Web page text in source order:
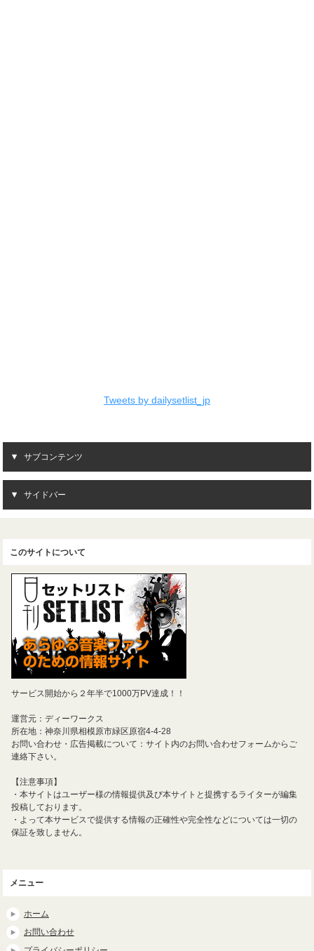
Tweets by dailysetlist_jp
サブコンテンツ
サイドバー
このサイトについて
サービス開始から２年半で1000万PV達成！！
運営元：ディーワークス
所在地：神奈川県相模原市緑区原宿4-4-28
お問い合わせ・広告掲載について：サイト内のお問い合わせフォームからご
連絡下さい。
【注意事項】
・本サイトはユーザー様の情報提供及び本サイトと提携するライターが編集
投稿しております。
・よって本サービスで提供する情報の正確性や完全性などについては一切の
保証を致しません。
メニュー
ホーム
お問い合わせ